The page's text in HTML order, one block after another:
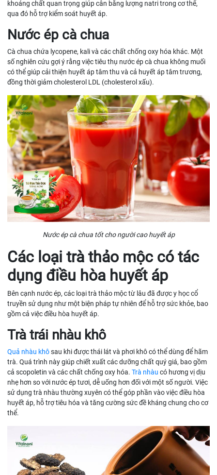
khoáng chất quan trọng giúp cân bằng lượng natri trong cơ thể,
qua đó hỗ trợ kiểm soát huyết áp.
Nước ép cà chua
Cà chua chứa lycopene, kali và các chất chống oxy hóa khác. Một
số nghiên cứu gợi ý rằng việc tiêu thụ nước ép cà chua không muối
có thể giúp cải thiện huyết áp tâm thu và cả huyết áp tâm trương,
đồng thời giảm cholesterol LDL (cholesterol xấu).
Nước ép cà chua tốt cho người cao huyết áp
Các loại trà thảo mộc có tác
dụng điều hòa huyết áp
Bên cạnh nước ép, các loại trà thảo mộc từ lâu đã được y học cổ
truyền sử dụng như một biện pháp tự nhiên để hỗ trợ sức khỏe, bao
gồm cả việc điều hòa huyết áp.
Trà trái nhàu khô
Quả nhàu khôsau khi được thái lát và phơi khô có thể dùng để hãm
trà. Quá trình này giúp chiết xuất các dưỡng chất quý giá, bao gồm
cả scopoletin và các chất chống oxy hóa. Trà nhàu có hương vị dịu
nhẹ hơn so với nước ép tươi, dễ uống hơn đối với một số người. Việc
sử dụng trà nhàu thường xuyên có thể góp phần vào việc điều hòa
huyết áp, hỗ trợ tiêu hóa và tăng cường sức đề kháng chung cho cơ
thể.